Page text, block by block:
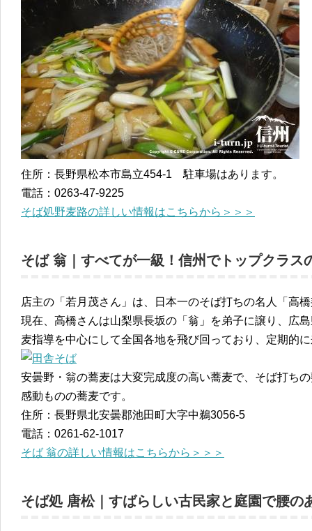
住所：長野県松本市島立454-1 駐車場はあります。
電話：0263-47-9225
そば処野麦路の詳しい情報はこちらから＞＞＞
そば 翁｜すべてが一級！信州でトップクラ
店主の「若月茂さん」は、日本一のそば打ちの名人「高
現在、高橋さんは山梨県長坂の「翁」を弟子に譲り、広
麦指導を中心にして全国各地を飛び回っており、定期的
安曇野・翁の蕎麦は大変完成度の高い蕎麦で、そば打ち
感動ものの蕎麦です。
住所：長野県北安曇郡池田町大字中鵜3056-5
電話：0261-62-1017
そば 翁の詳しい情報はこちらから＞＞＞
そば処 唐松｜すばらしい古民家と庭園で腰の